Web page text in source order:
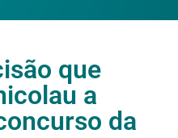
que
a
da